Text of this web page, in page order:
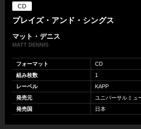
CD
プレイズ・アンド・シングス
マット・デニス
MATT DENNIS
フォーマット
CD
組み枚数
1
レーベル
KAPP
発売元
ユニバーサルミュ
発売国
日本